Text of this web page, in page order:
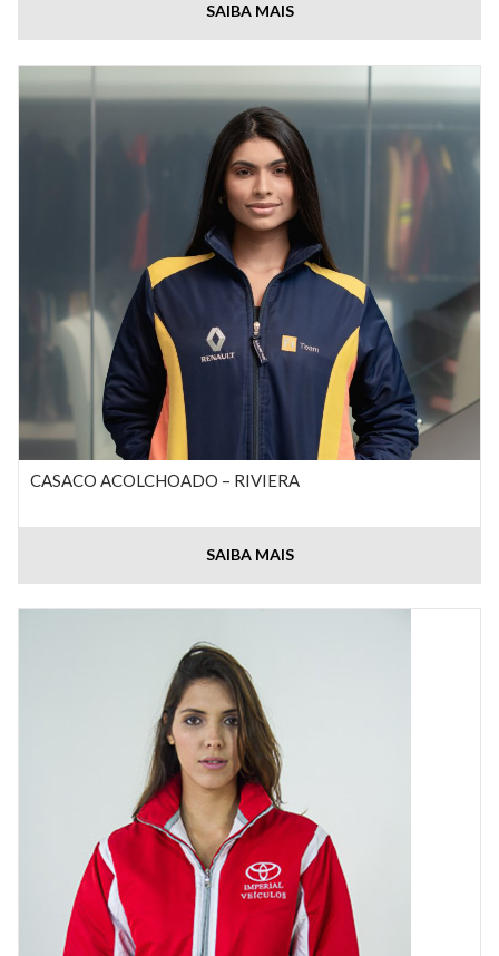
SAIBA MAIS
CASACO ACOLCHOADO – RIVIERA
SAIBA MAIS